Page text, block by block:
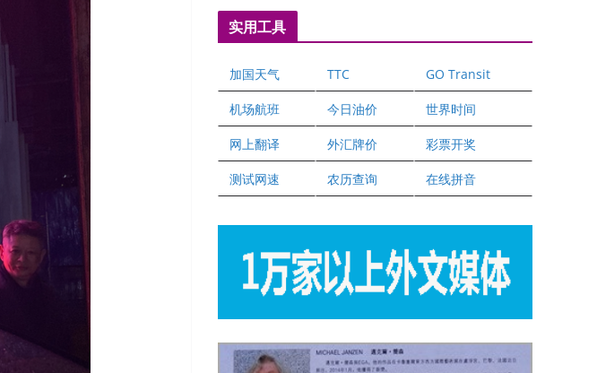
国际注册执业营养师公会
爱德华连锁酒店万锦分店
健健宝公司
二十一世纪美联地产公司
全球趋势移民留学
盛达资本
正点印艺设计
实用工具
加国天气 TTC GO Transit
机场航班 今日油价 世界时间
网上翻译 外汇牌价 彩票开奖
测试网速 农历查询 在线拼音